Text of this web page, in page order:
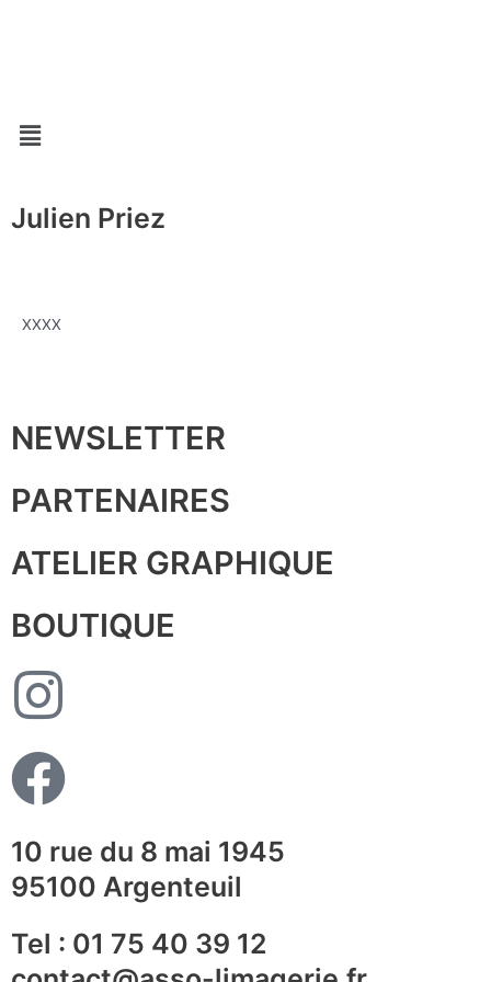
Menu
Julien Priez
XXXX
NEWSLETTER
PARTENAIRES
ATELIER GRAPHIQUE
BOUTIQUE
10 rue du 8 mai 1945
95100 Argenteuil
Tel : 01 75 40 39 12